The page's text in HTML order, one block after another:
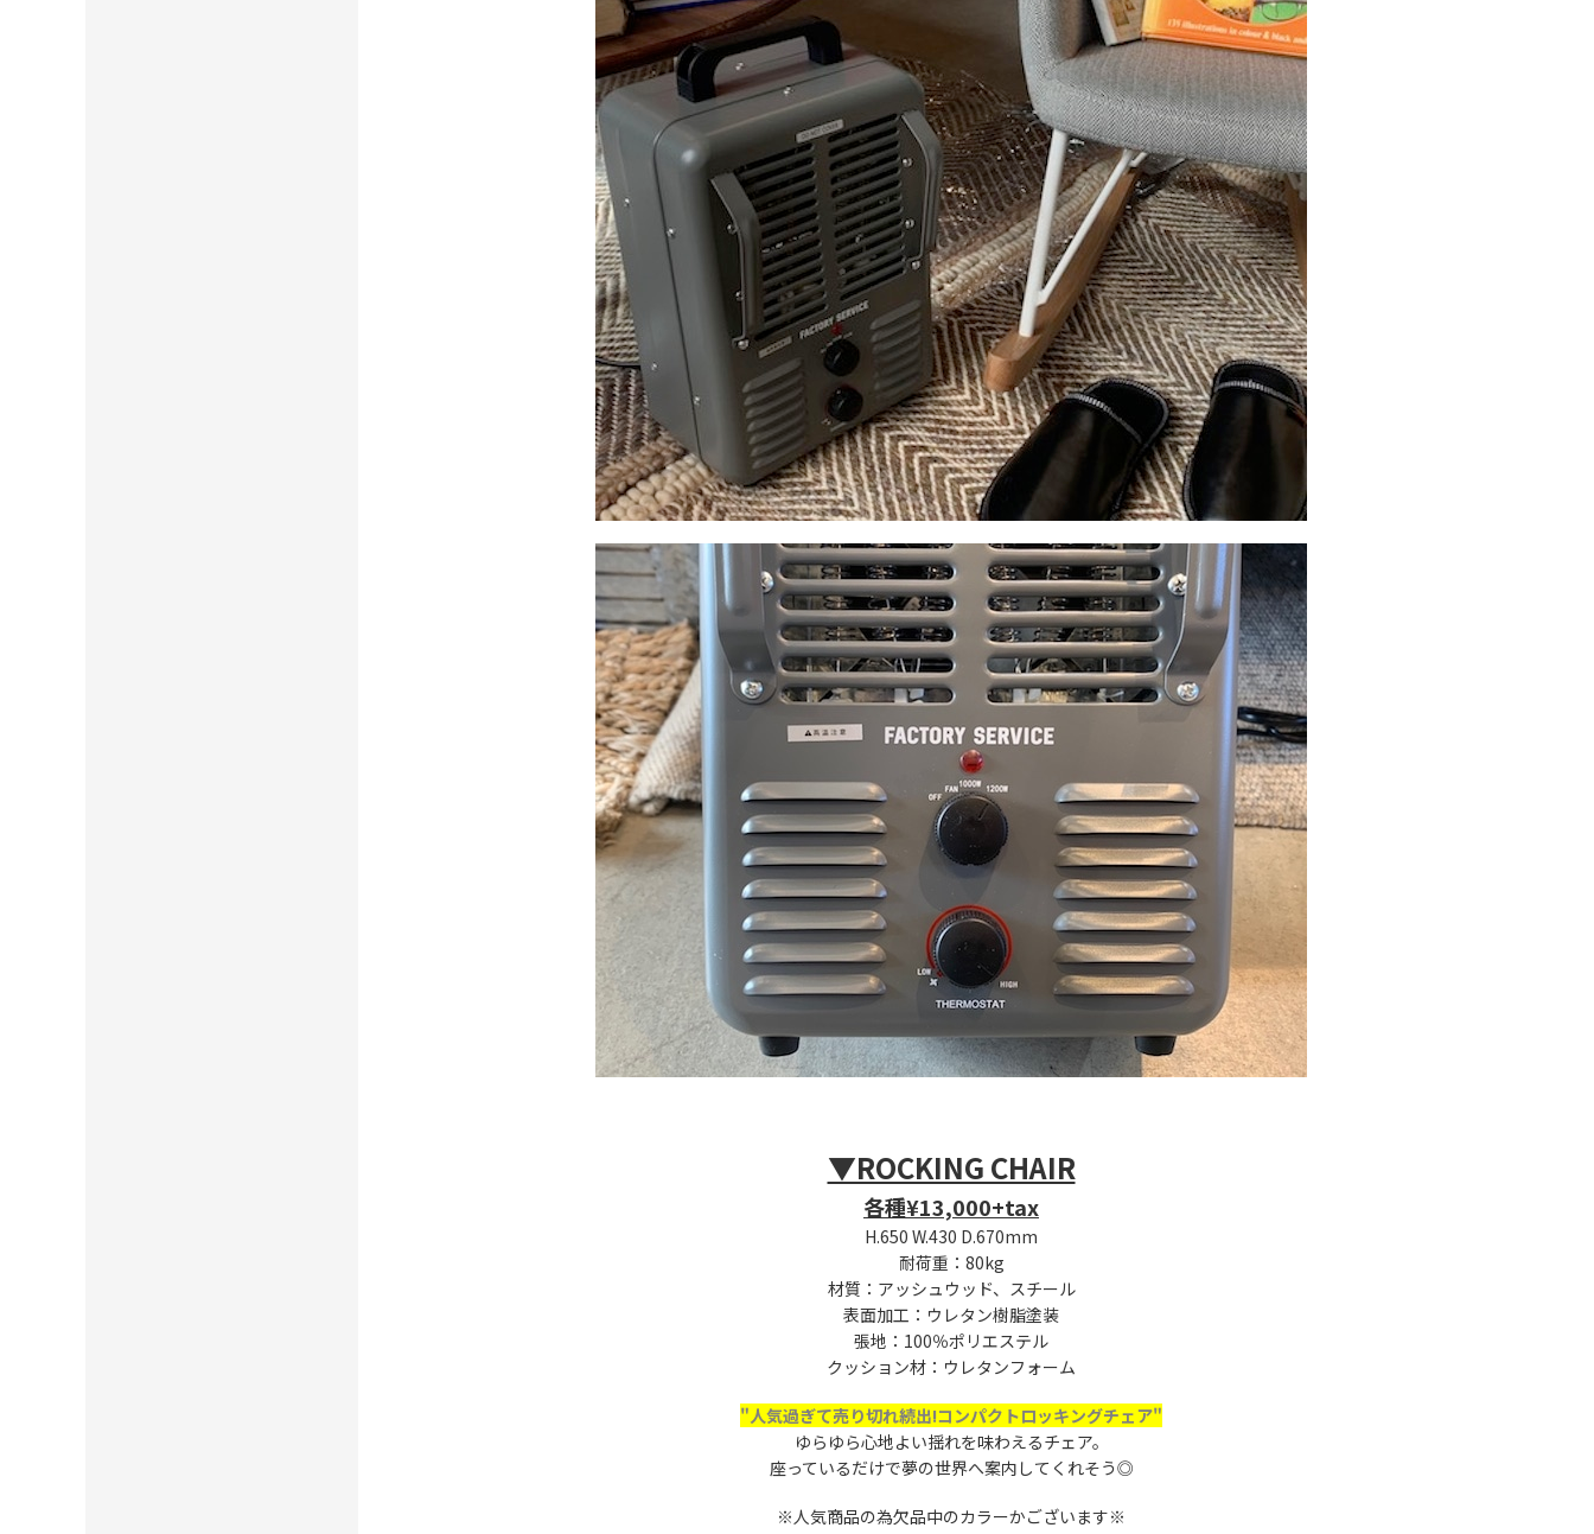
▼ROCKING CHAIR
各種¥13,000+tax
H.650 W.430 D.670mm
耐荷重：80kg
材質：アッシュウッド、スチール
表面加工：ウレタン樹脂塗装
張地：100％ポリエステル
クッション材：ウレタンフォーム
"人気過ぎて売り切れ続出!コンパクトロッキングチェア"
ゆらゆら心地よい揺れを味わえるチェア。
座っているだけで夢の世界へ案内してくれそう◎
※人気商品の為欠品中のカラーかございます※